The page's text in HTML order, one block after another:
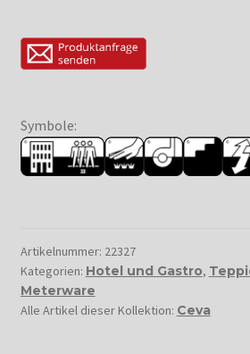
Symbole:
Artikelnummer: 22327
Kategorien: Hotel und Gastro,
Meterware
Alle Artikel dieser Kollektion: Ceva